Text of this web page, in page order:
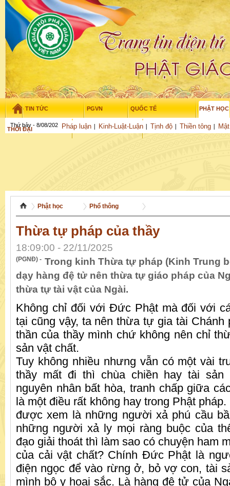
TIN TỨC PGVN QUỐC TẾ PHẬT HỌC
Pháp luận Kinh-Luật-Luận Tịnh độ Thiền tông
THỜI ĐẠI TUỔI TRẺ NGHIÊN CỨU
Thứ bảy - 8/08/2026 – 05 :19 05
Phật học Phổ thông
Thừa tự pháp của thầy
18:09:00 - 22/11/2025
(PGNĐ) - Trong kinh Thừa tự pháp (Kinh Trung
dạy hàng đệ tử nên thừa tự giáo pháp của
thừa tự tài vật của Ngài.
Không chỉ đối với Đức Phật mà đối với
tại cũng vậy, ta nên thừa tự gia tài Chánh
thần của thầy mình chứ không nên chỉ
sản vật chất.
Tuy không nhiều nhưng vẫn có một vài
thầy mất đi thì chùa chiền hay tài sản
nguyên nhân bất hòa, tranh chấp giữa
là một điều rất không hay trong Phật
được xem là những người xả phú cầu
những người xả ly mọi ràng buộc của
đạo giải thoát thì làm sao có chuyện ham
của cải vật chất? Chính Đức Phật là
điện ngọc để vào rừng ở, bỏ vợ con, tài
mình bộ y hoại sắc. Là hàng đệ tử của